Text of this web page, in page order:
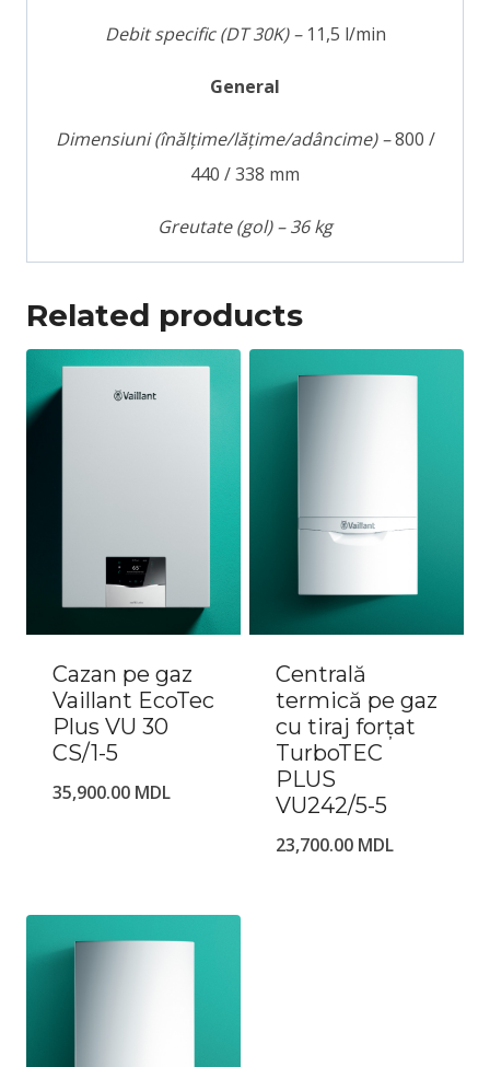
Debit specific (DT 30K) – 11,5 l/min
General
Dimensiuni (înălțime/lățime/adâncime) –800 /
440 / 338 mm
Greutate (gol) – 36 kg
Related products
Cazan pe gaz
Vaillant EcoTec
Plus VU 30
CS/1-5
35,900.00 MDL
Centrală
termică pe gaz
cu tiraj forțat
TurboTEC
PLUS
VU242/5-5
23,700.00 MDL